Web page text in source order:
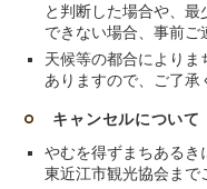
と判断した場合や、
できない場合、事前ご
天候等の都合により
ありますので、ご了承
キャンセルについて
やむを得ずまちあるき
東近江市観光協会まで